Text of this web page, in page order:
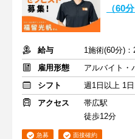
（60
給与
1施術(60分)
雇用形態
アルバイト・
シフト
週1日以上 1
アクセス
帯広駅
徒歩12分
急募 面接確約